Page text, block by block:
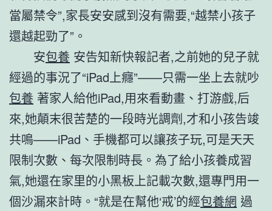
當屬禁令”,家長安安感到沒有需要,“越禁小孩子
還越起勁了”。
安包養 安告知新快報記者,之前她的兒子就
經過的事況了“iPad上癮”——只需一坐上去就吵
包養 著家人給他iPad,用來看動畫、打游戲,后
來,她顛末很苦楚的一段時光調劑,才和小孩告竣
共鳴——iPad、手機都可以讓孩子玩,可是天天
限制次數、每次限制時長。為了給小孩養成習
氣,她還在家里的小黑板上記載次數,還專門用一
個沙漏來計時。“就是在幫他‘戒’的經包養網 過